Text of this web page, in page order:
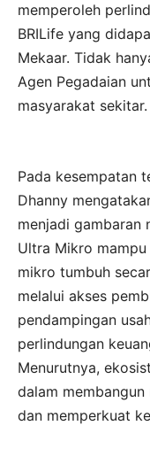
memperoleh
BRILife yang
Mekaar. Tidak
Agen Pegadaian
masyarakat sekitar.
Pada kesempatan
Dhanny
menjadi gambaran
Ultra Mikro
mikro tumbuh
melalui akses
pendampingan
perlindungan
Menurutnya,
dalam
dan memperkuat